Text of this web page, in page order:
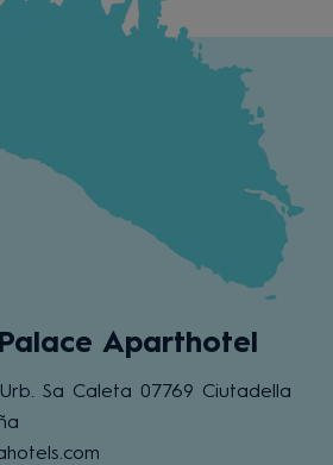
Aparthotel
Sa Caleta 07769 Ciutadella